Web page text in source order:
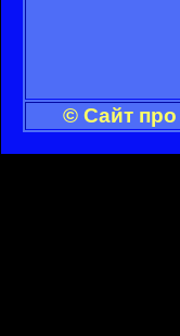
© Сайт